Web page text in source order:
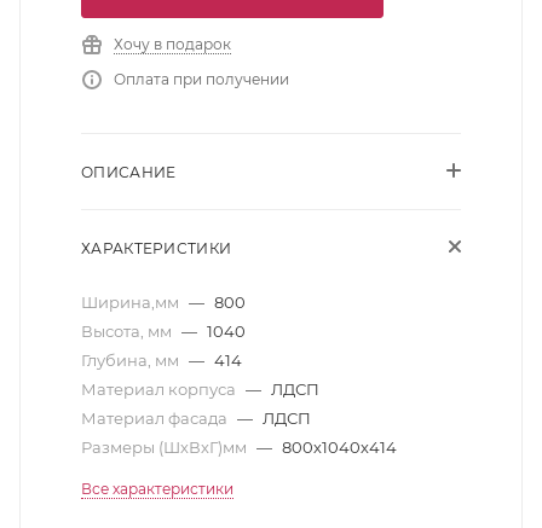
Хочу в подарок
Оплата при получении
ОПИСАНИЕ
ХАРАКТЕРИСТИКИ
Ширина,мм — 800
Высота, мм — 1040
Глубина, мм — 414
Материал корпуса — ЛДСП
Материал фасада — ЛДСП
Размеры (ШхВхГ)мм — 800х1040х414
Все характеристики